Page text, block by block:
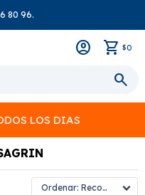
80 96.
$0
LOS DIAS
Recomendados